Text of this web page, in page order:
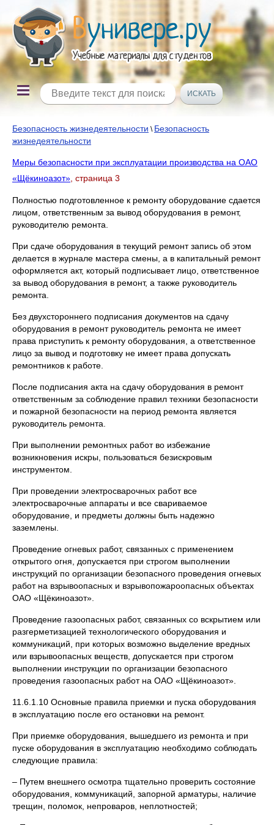
Безопасность жизнедеятельности \ Безопасность
жизнедеятельности
Меры безопасности при эксплуатации производства на ОАО
«Щёкиноазот» , страница 3
Полностью подготовленное к ремонту оборудование сдается
лицом, ответственным за вывод оборудования в ремонт,
руководителю ремонта.
При сдаче оборудования в текущий ремонт запись об этом
делается в журнале мастера смены, а в капитальный ремонт
оформляется акт, который подписывает лицо, ответственное
за вывод оборудования в ремонт, а также руководитель
ремонта.
Без двухстороннего подписания документов на сдачу
оборудования в ремонт руководитель ремонта не имеет
права приступить к ремонту оборудования, а ответственное
лицо за вывод и подготовку не имеет права допускать
ремонтников к работе.
После подписания акта на сдачу оборудования в ремонт
ответственным за соблюдение правил техники безопасности
и пожарной безопасности на период ремонта является
руководитель ремонта.
При выполнении ремонтных работ во избежание
возникновения искры, пользоваться безискровым
инструментом.
При проведении электросварочных работ все
электросварочные аппараты и все свариваемое
оборудование, и предметы должны быть надежно
заземлены.
Проведение огневых работ, связанных с применением
открытого огня, допускается при строгом выполнении
инструкций по организации безопасного проведения огневых
работ на взрывоопасных и взрывопожароопасных объектах
ОАО «Щёкиноазот».
Проведение газоопасных работ, связанных со вскрытием или
разгерметизацией технологического оборудования и
коммуникаций, при которых возможно выделение вредных
или взрывоопасных веществ, допускается при строгом
выполнении инструкции по организации безопасного
проведения газоопасных работ на ОАО «Щёкиноазот».
11.6.1.10 Основные правила приемки и пуска оборудования
в эксплуатацию после его остановки на ремонт.
При приемке оборудования, вышедшего из ремонта и при
пуске оборудования в эксплуатацию необходимо соблюдать
следующие правила:
– Путем внешнего осмотра тщательно проверить состояние
оборудования, коммуникаций, запорной арматуры, наличие
трещин, поломок, непроваров, неплотностей;